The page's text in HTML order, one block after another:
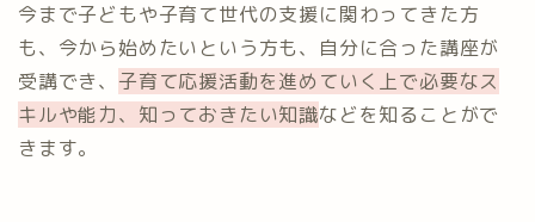
今まで子どもや子育て世代の支援に関わってきた方
も、今から始めたいという方も、自分に合った講座が
受講でき、 子育て応援活動を進めていく上で必要なス
キルや能力、知っておきたい知識などを知ることがで
きます。